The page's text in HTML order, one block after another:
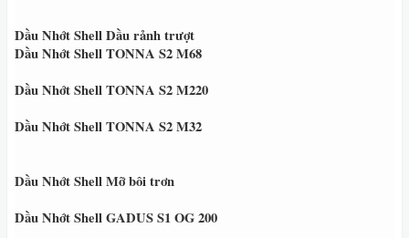
Dầu Nhớt Shell Dầu rảnh trượt
Dầu Nhớt Shell TONNA S2 M68
Dầu Nhớt Shell TONNA S2 M220
Dầu Nhớt Shell TONNA S2 M32
Dầu Nhớt Shell Mỡ bôi trơn
Dầu Nhớt Shell GADUS S1 OG 200